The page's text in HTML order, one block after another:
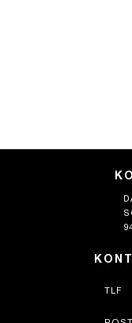
TLF